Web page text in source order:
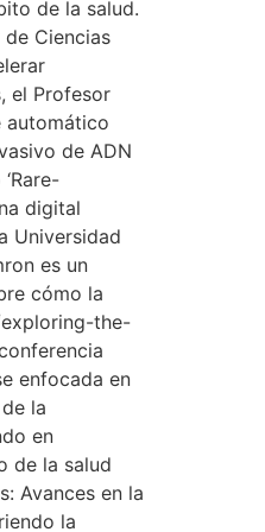
de la salud.
Ciencias
el Profesor
automático
de ADN
digital
Universidad
es un
cómo la
the-
enfocada en
la
en
de la salud
Avances en la
la